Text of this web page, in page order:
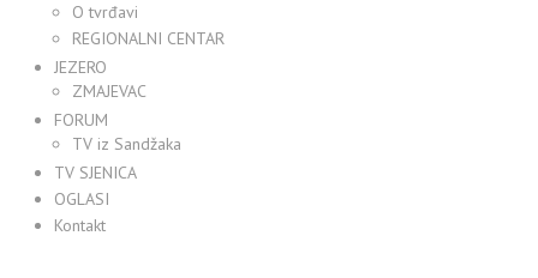
O tvrđavi
REGIONALNI CENTAR
JEZERO
ZMAJEVAC
FORUM
TV iz Sandžaka
TV SJENICA
OGLASI
Kontakt